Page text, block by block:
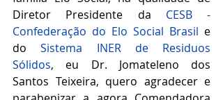
Diretor Presidente da CESB -
Confederação do Elo Social Brasil e
do Sistema INER de Residuos
Sólidos, eu Dr. Jomateleno dos
Santos Teixeira, quero agradecer e